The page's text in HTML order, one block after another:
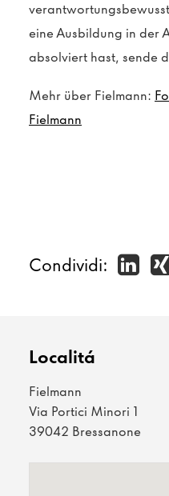
eine Ausbildung in der
absolviert hast, sende
Mehr über Fielmann:
Fielmann
Condividi:
Localitá
Fielmann
Via Portici Minori 1
39042 Bressanone